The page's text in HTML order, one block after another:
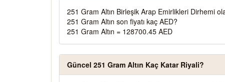
251 Gram Altın Birleşik Arap Emirlikleri Dirhemi
251 Gram Altın son fiyatı kaç AED?
251 Gram Altın = 128700.45 AED
Güncel 251 Gram Altın Kaç Katar Riyali?